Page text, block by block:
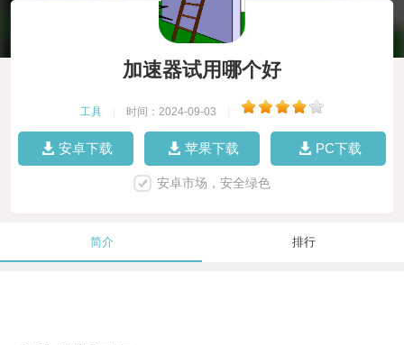
加速器试用哪个好
工具 时间：2024-09-03
安卓下载 苹果下载 PC下载
安卓市场，安全绿色
简介 排行